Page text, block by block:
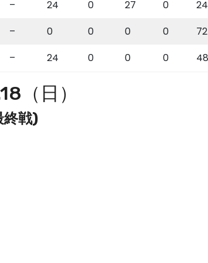
– 24 0 27 0
24
– 0 0 0 0
72
– 24 0 0 0 48
（日）
戦)